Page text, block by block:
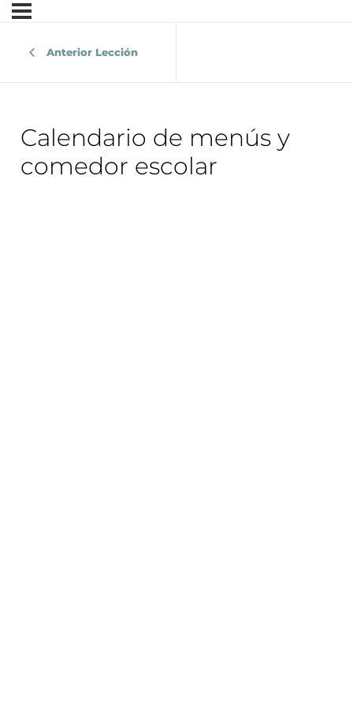
Anterior Lección
Calendario de menús y
comedor escolar